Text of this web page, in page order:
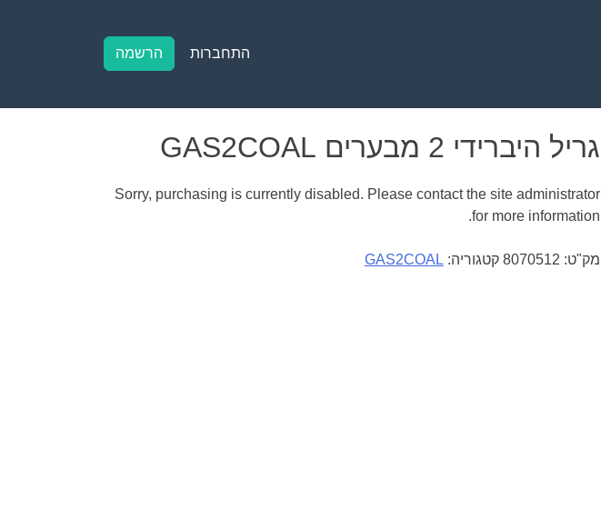
התחברות הרשמה
גריל היברידי 2 מבערים GAS2COAL
Sorry, purchasing is currently disabled. Please contact the site administrator
for more information.
מק"ט: 8070512 קטגוריה: GAS2COAL